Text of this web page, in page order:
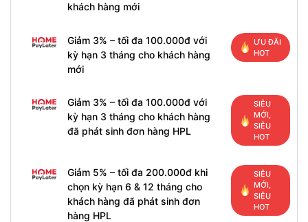
khách hàng mới
Giảm 3% – tối đa 100.000đ với
kỳ hạn 3 tháng cho khách hàng
mới
ƯU ĐÃI
HOT
Giảm 3% – tối đa 100.000đ với
kỳ hạn 3 tháng cho khách hàng
đã phát sinh đơn hàng HPL
SIÊU
MỚI,
SIÊU
HOT
Giảm 5% – tối đa 200.000đ khi
chọn kỳ hạn 6 & 12 tháng cho
khách hàng đã phát sinh đơn
hàng HPL
SIÊU
MỚI,
SIÊU
HOT